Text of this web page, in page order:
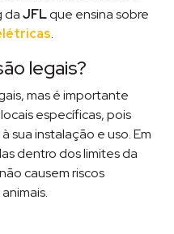
daJFLque ensina sobre
.
legais?
mas é importante
específicas, pois
sua instalação e uso. Em
dentro dos limites da
causem riscos